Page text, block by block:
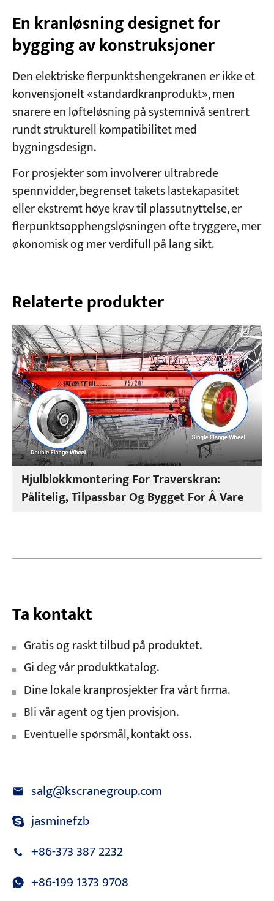
En kranløsning designet for
bygging av konstruksjoner
Den elektriske flerpunktshengekranen er ikke et
konvensjonelt «standardkranprodukt», men
snarere en løfteløsning på systemnivå sentrert
rundt strukturell kompatibilitet med
bygningsdesign.
For prosjekter som involverer ultrabrede
spennvidder, begrenset takets lastekapasitet
eller ekstremt høye krav til plassutnyttelse, er
flerpunktsopphengsløsningen ofte tryggere, mer
økonomisk og mer verdifull på lang sikt.
Relaterte produkter
Hjulblokkmontering For Traverskran:
Pålitelig, Tilpassbar Og Bygget For Å Vare
Ta kontakt
Gratis og raskt tilbud på produktet.
Gi deg vår produktkatalog.
Dine lokale kranprosjekter fra vårt firma.
Bli vår agent og tjen provisjon.
Eventuelle spørsmål, kontakt oss.
salg@kscranegroup.com
jasminefzb
+86-373 387 2232
+86-199 1373 9708